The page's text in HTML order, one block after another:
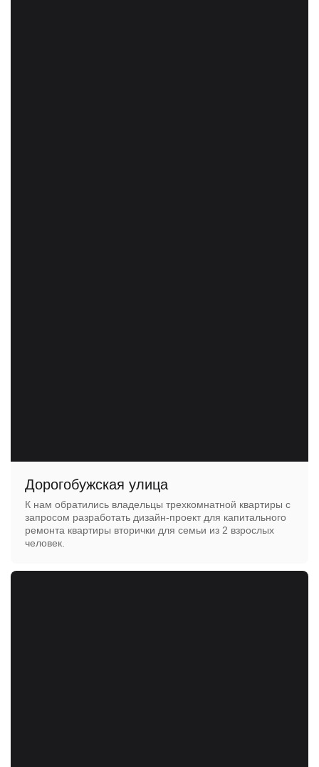
Дорогобужская улица
К нам обратились владельцы трехкомнатной квартиры с
запросом разработать дизайн-проект для капитального
ремонта квартиры вторички для семьи из 2 взрослых
человек.